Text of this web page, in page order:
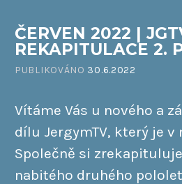
ČERVEN 2022 |
REKAPITULACE 2.
PUBLIKOVÁNO 30.6.2022
Vítáme Vás u nového a
dílu JergymTV, který je v
Společně si
nabitého druhého